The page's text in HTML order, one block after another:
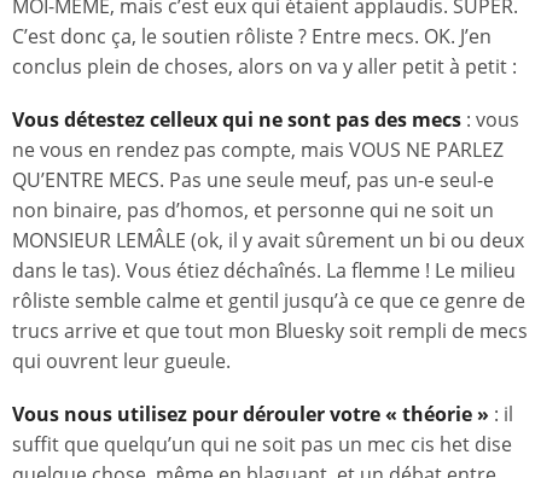
MOI-MÊME, mais c’est eux qui étaient applaudis. SUPER.
C’est donc ça, le soutien rôliste ? Entre mecs. OK. J’en
conclus plein de choses, alors on va y aller petit à petit :
Vous détestez celleux qui ne sont pas des mecs : vous
ne vous en rendez pas compte, mais VOUS NE PARLEZ
QU’ENTRE MECS. Pas une seule meuf, pas un-e seul-e
non binaire, pas d’homos, et personne qui ne soit un
MONSIEUR LEMÂLE (ok, il y avait sûrement un bi ou deux
dans le tas). Vous étiez déchaînés. La flemme ! Le milieu
rôliste semble calme et gentil jusqu’à ce que ce genre de
trucs arrive et que tout mon Bluesky soit rempli de mecs
qui ouvrent leur gueule.
Vous nous utilisez pour dérouler votre « théorie » : il
suffit que quelqu’un qui ne soit pas un mec cis het dise